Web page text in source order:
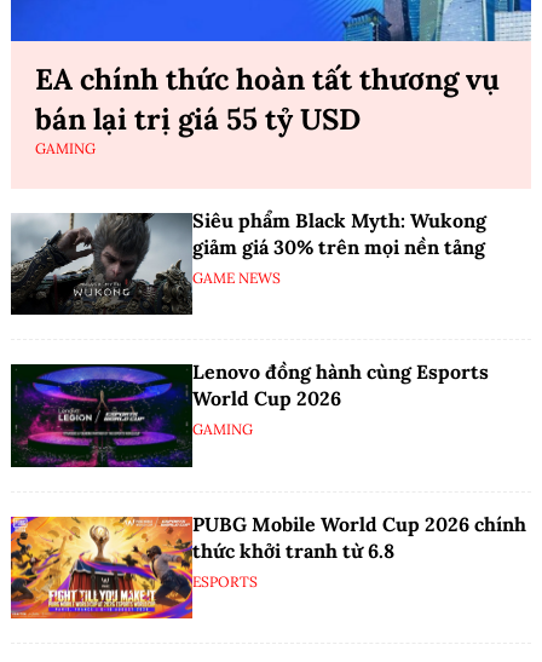
EA chính thức hoàn tất thương vụ
bán lại trị giá 55 tỷ USD
GAMING
Siêu phẩm Black Myth: Wukong
giảm giá 30% trên mọi nền tảng
GAME NEWS
Lenovo đồng hành cùng Esports
World Cup 2026
GAMING
PUBG Mobile World Cup 2026 chính
thức khởi tranh từ 6.8
ESPORTS